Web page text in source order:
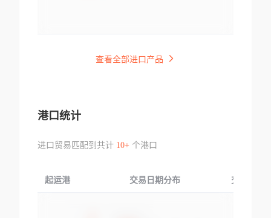
查看全部进口产品
港口统计
进口贸易匹配到共计 10+个港口
起运港 交易日期分布 交易产品